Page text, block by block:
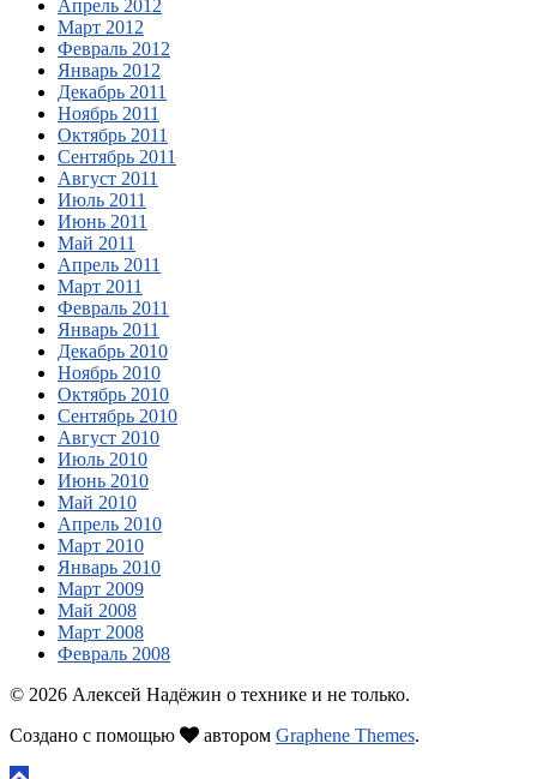
Апрель 2012
Март 2012
Февраль 2012
Январь 2012
Декабрь 2011
Ноябрь 2011
Октябрь 2011
Сентябрь 2011
Август 2011
Июль 2011
Июнь 2011
Май 2011
Апрель 2011
Март 2011
Февраль 2011
Январь 2011
Декабрь 2010
Ноябрь 2010
Октябрь 2010
Сентябрь 2010
Август 2010
Июль 2010
Июнь 2010
Май 2010
Апрель 2010
Март 2010
Январь 2010
Март 2009
Май 2008
Март 2008
Февраль 2008
© 2026 Алексей Надёжин о технике и не только.
Создано с помощью
автором Graphene Themes.